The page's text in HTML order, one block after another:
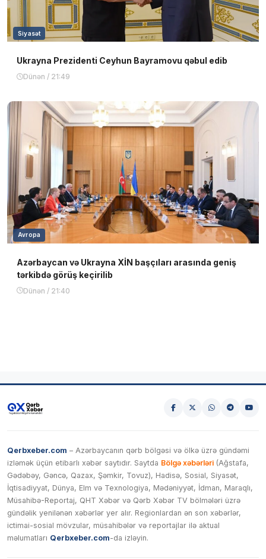
Siyasət
Ukrayna Prezidenti Ceyhun Bayramovu qəbul edib
Dünən / 21:49
Avropa
Azərbaycan və Ukrayna XİN başçıları arasında geniş
tərkibdə görüş keçirilib
Dünən / 21:40
Qerbxeber.com – Azərbaycanın qərb bölgəsi və ölkə üzrə gündəmi
izləmək üçün etibarlı xəbər saytıdır. Saytda Bölgə xəbərləri (Ağstafa,
Gədəbəy, Gəncə, Qazax, Şəmkir, Tovuz), Hadisə, Sosial, Siyasət,
İqtisadiyyat, Dünya, Elm və Texnologiya, Mədəniyyət, İdman, Maraqlı,
Müsahibə-Reportaj, QHT Xəbər və Qərb Xəbər TV bölmələri üzrə
gündəlik yenilənən xəbərlər yer alır. Regionlardan ən son xəbərlər,
ictimai-sosial mövzular, müsahibələr və reportajlar ilə aktual
məlumatları Qerbxeber.com-da izləyin.